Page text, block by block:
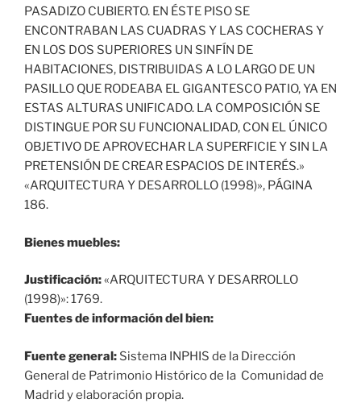
PASADIZO CUBIERTO. EN ÉSTE PISO SE
ENCONTRABAN LAS CUADRAS Y LAS COCHERAS Y
EN LOS DOS SUPERIORES UN SINFÍN DE
HABITACIONES, DISTRIBUIDAS A LO LARGO DE UN
PASILLO QUE RODEABA EL GIGANTESCO PATIO, YA EN
ESTAS ALTURAS UNIFICADO. LA COMPOSICIÓN SE
DISTINGUE POR SU FUNCIONALIDAD, CON EL ÚNICO
OBJETIVO DE APROVECHAR LA SUPERFICIE Y SIN LA
PRETENSIÓN DE CREAR ESPACIOS DE INTERÉS.»
«ARQUITECTURA Y DESARROLLO (1998)», PÁGINA
186.
Bienes muebles:
Justificación:«ARQUITECTURA Y DESARROLLO
(1998)»: 1769.
Fuentes de información del bien:
Fuente general: Sistema INPHIS de la Dirección
General de Patrimonio Histórico de la Comunidad de
Madrid y elaboración propia.